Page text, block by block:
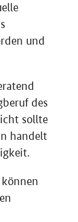
und
des
sollte
handelt